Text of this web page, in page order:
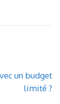
un budget
limité ?